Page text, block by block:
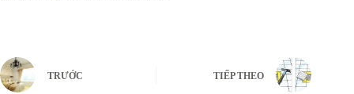
TRƯỚC TIẾP THEO